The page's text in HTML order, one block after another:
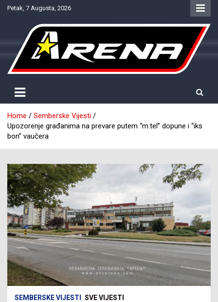
SkipPetak, 7 Augusta, 2026
NTV Arena
Home
Semberske Vijesti
Upozorenje građanima na prevare putem “m:tel” dopune i “iks
bon” vaučera
SEMBERSKE VIJESTI SVE VIJESTI